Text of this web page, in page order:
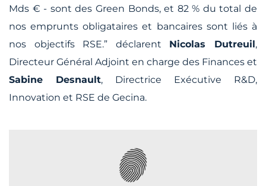
Mds € - sont des Green Bonds, et 82 % du total de
nos emprunts obligataires et bancaires sont liés à
nos objectifs RSE.” déclarent Nicolas Dutreuil,
Directeur Général Adjoint en charge des Finances et
Sabine Desnault, Directrice Exécutive R&D,
Innovation et RSE de Gecina.